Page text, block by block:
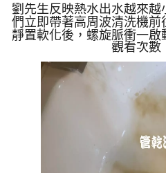
管裡全是
劉先生反映熱水出水越來
們立即帶著高周波清洗機
靜置軟化後，螺旋脈衝一啟
顏色越來越深，經過兩小
復。 為什麼水管需要定期
不走管壁陳年汙垢。不同
居家隱患： 棕色（鐵鏽）
（氧化錳）： 常見於地下
合金接頭氧化。 乳白（生
觀看次數